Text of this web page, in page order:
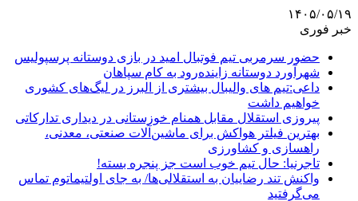
۱۴۰۵/۰۵/۱۹
خبر فوری
حضور سرمربی تیم فوتبال امید در بازی دوستانه پرسپولیس
شهرآورد دوستانه زاینده‌رود به کام سپاهان
داعی:تیم های والیبال بیشتری از البرز در لیگ‌های کشوری
خواهیم داشت
پیروزی استقلال مقابل همنام خوزستانی در دیداری تدارکاتی
بهترین فیلتر هواکش برای ماشین‌آلات صنعتی، معدنی،
راهسازی و کشاورزی
تاجرنیا: حال تیم خوب است جز پنجره بسته!
واکنش تند رضاییان به استقلالی‌ها/ به جای اولتیماتوم تماس
می‌گرفتید